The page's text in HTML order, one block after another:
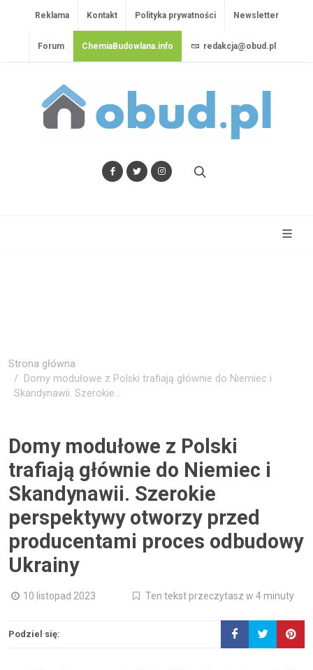
Reklama Kontakt Polityka prywatności Newsletter
Forum ChemiaBudowlana.info redakcja@obud.pl
Strona główna
Domy modułowe z Polski trafiają głównie do Niemiec i
Skandynawii. Szerokie...
Domy modułowe z Polski
trafiają głównie do Niemiec i
Skandynawii. Szerokie
perspektywy otworzy przed
producentami proces odbudowy
Ukrainy
10 listopad 2023 Ten tekst przeczytasz w 4 minuty
Podziel się: